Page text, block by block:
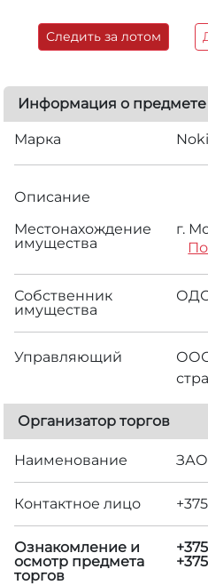
Следить за лотом
Информация о предмете
Марка
Описание
Местонахождение
имущества
г.
Собственник
имущества
ОДО
Управляющий
Организатор торгов
Наименование ЗАО
Контактное лицо
Ознакомление и
осмотр предмета
торгов